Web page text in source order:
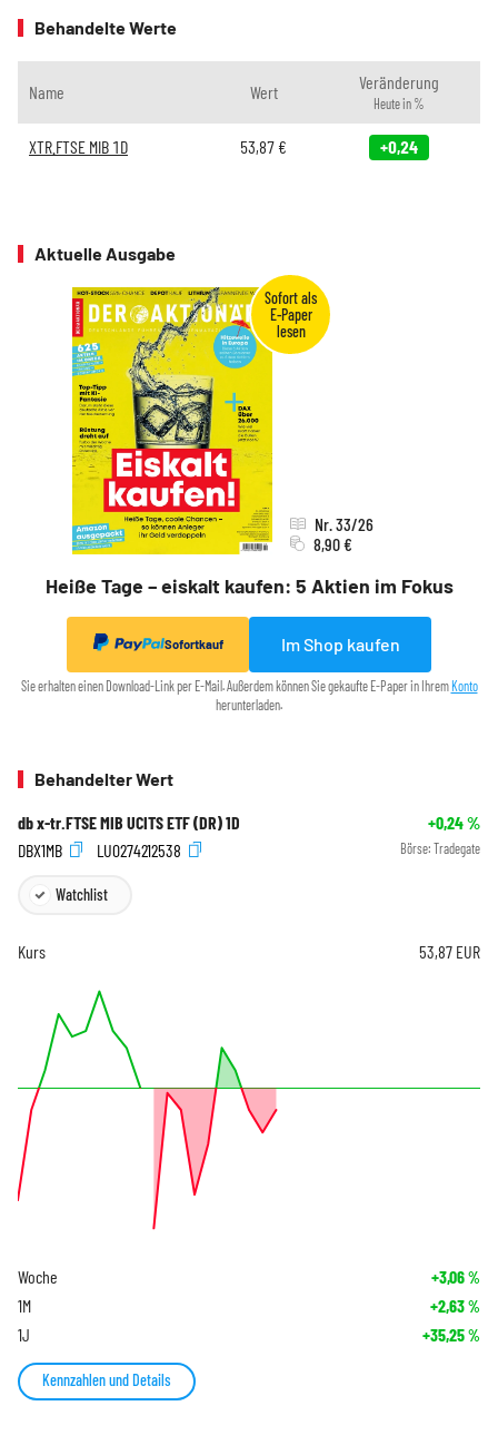
Behandelte Werte
Name Wert Veränderung
Heute in %
XTR.FTSE MIB 1D 53,87 € +0,24
Aktuelle Ausgabe
Heiße Tage – eiskalt kaufen: 5 Aktien im Fokus
Nr. 33/26
8,90 €
Sofortkauf Im Shop kaufen
Sie erhalten einen Download-Link per E-Mail. Außerdem können Sie gekaufte E-Paper in IhremKonto
herunterladen.
Behandelter Wert
db x-tr.FTSE MIB UCITS ETF (DR) 1D +0,24%
DBX1MB
LU0274212538 Börse: Tradegate
Watchlist
Kurs 53,87 EUR
Woche +3,06%
1M +2,63%
1J +35,25%
Kennzahlen und Details